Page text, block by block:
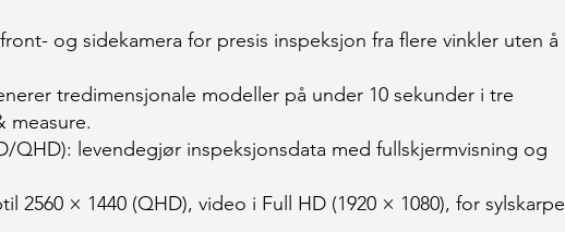
og sidekamera for presis inspeksjon fra flere vinkler uten å
tredimensjonale modeller på under 10 sekunder i tre
measure.
QHD): levendegjør inspeksjonsdata med fullskjermvisning og
2560 × 1440 (QHD), video i Full HD (1920 × 1080), for sylskarpe